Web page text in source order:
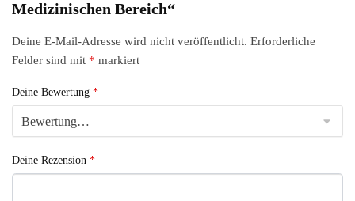
Medizinischen Bereich“
Deine E-Mail-Adresse wird nicht veröffentlicht. Erforderliche
Felder sind mit * markiert
Deine Bewertung *
Deine Rezension *